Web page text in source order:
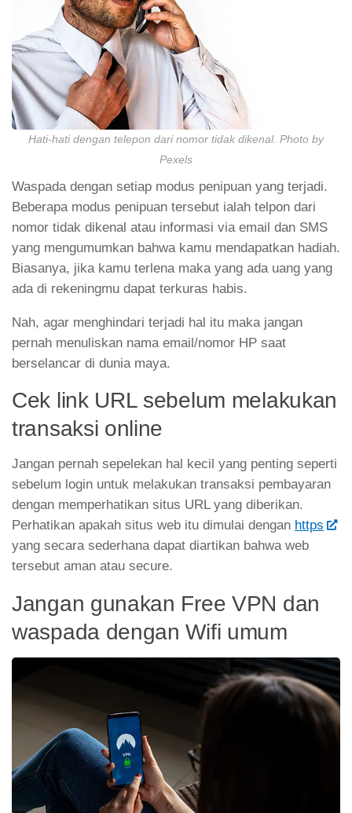
Hati-hati dengan telepon dari nomor tidak dikenal. Photo by
Pexels
Waspada dengan setiap modus penipuan yang terjadi.
Beberapa modus penipuan tersebut ialah telpon dari
nomor tidak dikenal atau informasi via email dan SMS
yang mengumumkan bahwa kamu mendapatkan hadiah.
Biasanya, jika kamu terlena maka yang ada uang yang
ada di rekeningmu dapat terkuras habis.
Nah, agar menghindari terjadi hal itu maka jangan
pernah menuliskan nama email/nomor HP saat
berselancar di dunia maya.
Cek link URL sebelum melakukan
transaksi online
Jangan pernah sepelekan hal kecil yang penting seperti
sebelum login untuk melakukan transaksi pembayaran
dengan memperhatikan situs URL yang diberikan.
Perhatikan apakah situs web itu dimulai dengan https
yang secara sederhana dapat diartikan bahwa web
tersebut aman atau secure.
Jangan gunakan Free VPN dan
waspada dengan Wifi umum